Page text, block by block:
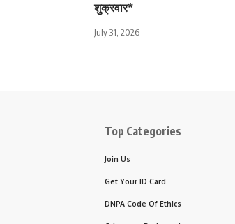
शुक्रवार*
July 31, 2026
Top Categories
Join Us
Get Your ID Card
DNPA Code Of Ethics